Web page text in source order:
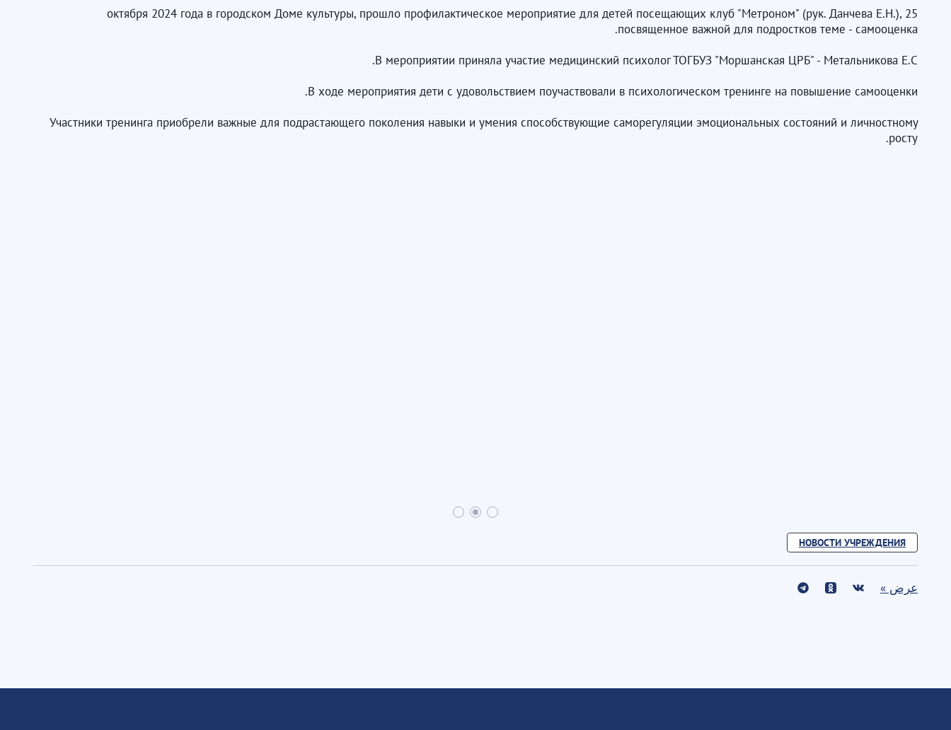
25 октября 2024 года в городском Доме культуры, прошло профилактическое мероприятие для детей посещающих клуб "Метроном" (рук. Данчева Е.Н.),
посвященное важной для подростков теме - самооценка.
В мероприятии приняла участие медицинский психолог ТОГБУЗ "Моршанская ЦРБ" - Метальникова Е.С.
В ходе мероприятия дети с удовольствием поучаствовали в психологическом тренинге на повышение самооценки.
Участники тренинга приобрели важные для подрастающего поколения навыки и умения способствующие саморегуляции эмоциональных состояний и личностному
росту.
НОВОСТИ УЧРЕЖДЕНИЯ
عرض »